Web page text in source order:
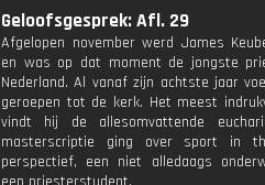
Geloofsgesprek: Afl. 29
Afgelopen november werd James
en was op dat moment de jongste
Nederland. Al vanaf zijn achtste jaar
geroepen tot de kerk. Het meest
vindt hij de allesomvattende
masterscriptie ging over sport in
perspectief, een niet alledaags